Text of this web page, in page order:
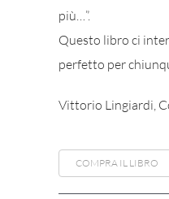
più…”.
Questo libro ci
perfetto per
Vittorio Lingiardi,
COMPRA IL LIBRO